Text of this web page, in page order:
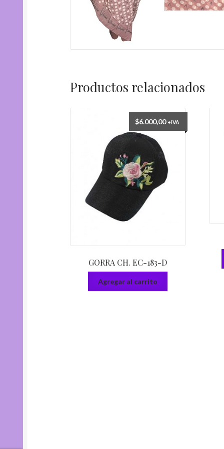
Productos relacionados
GORRA CH. EC-183-D
$6.000,00 +IVA
Agregar al carrito